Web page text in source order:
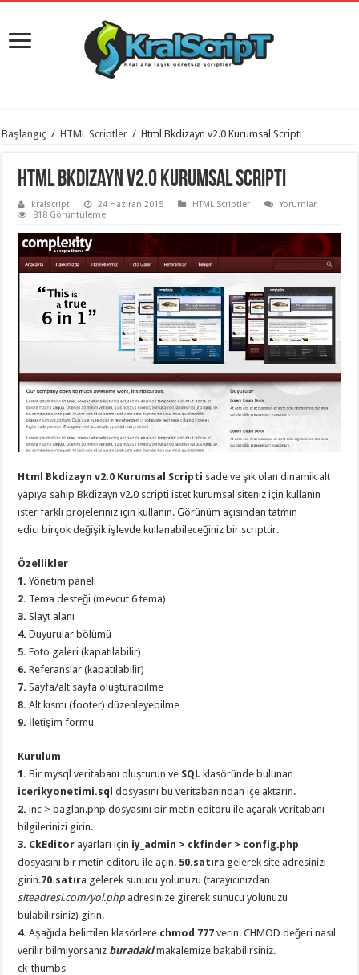
istanbul
taşımacılık
organizasyon,
gaziantep
evden
taşımacılık,
evden
taşımacılık,
taşımacılık,
taşımacılık,
gaziantep
evden
taşımacılık,
gaziantep
evden
taşımacılık,
gaziantep
evden
taşımacılık,
gaziantep
taşımacılık,
evden
taşımacılık,
gaziantep
asansörlü
taşıma,
gaziantep
evden
taşımacılık,
gaziantep
organizasyon,
gaziantep
organizasyon
gaziantep
organizasyon
gaziantep
organizasyon,
gaziantep
organizasyon,
gaziantep
palyaço
twitter
takipçi
hilesi,
twitter
takipçi
hilesi
instagram
takipçi
hilesi,
Başlangıç / HTML Scriptler / Html Bkdizayn v2.0 Kurumsal Scripti
Html Bkdizayn v2.0 Kurumsal Scripti
kralscript 24 Haziran 2015 HTML Scriptler
Yorumlar
818 Görüntüleme
Html Bkdizayn v2.0 Kurumsal Scripti sade ve şık olan dinamik alt
yapıya sahip Bkdizayn v2.0 scripti istet kurumsal siteniz için kullanın
ister farklı projeleriniz için kullanın. Görünüm açısından tatmin
edici birçok değişik işlevde kullanabileceğiniz bir scripttir.
Özellikler
1. Yönetim paneli
2. Tema desteği (mevcut 6 tema)
3. Slayt alanı
4. Duyurular bölümü
5. Foto galeri (kapatılabilir)
6. Referanslar (kapatılabilir)
7. Sayfa/alt sayfa oluşturabilme
8. Alt kısmı (footer) düzenleyebilme
9. İletişim formu
Kurulum
1. Bir mysql veritabanı oluşturun ve SQL klasöründe bulunan
icerikyonetimi.sql dosyasını bu veritabanından içe aktarın.
2. inc > baglan.php dosyasını bir metin editörü ile açarak veritabanı
bilgilerinizi girin.
3. CkEditor ayarları için iy_admin > ckfinder > config.php
dosyasını bir metin editörü ile açın. 50.satıra gelerek site adresinizi
girin.70.satıra gelerek sunucu yolunuzu (tarayıcınızdan
siteadresi.com/yol.php adresinize girerek sunucu yolunuzu
bulabilirsiniz) girin.
4. Aşağıda belirtilen klasörlere chmod 777 verin. CHMOD değeri nasıl
verilir bilmiyorsanız buradakimakalemize bakabilirsiniz.
ck_thumbs